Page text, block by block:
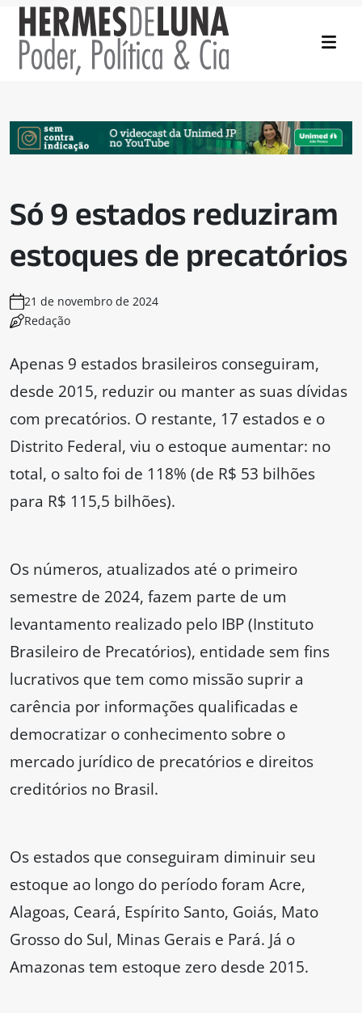
Só 9 estados reduziram
estoques de precatórios
21 de novembro de 2024
Redação
Apenas 9 estados brasileiros conseguiram,
desde 2015, reduzir ou manter as suas dívidas
com precatórios. O restante, 17 estados e o
Distrito Federal, viu o estoque aumentar: no
total, o salto foi de 118% (de R$ 53 bilhões
para R$ 115,5 bilhões).
Os números, atualizados até o primeiro
semestre de 2024, fazem parte de um
levantamento realizado pelo IBP (Instituto
Brasileiro de Precatórios), entidade sem fins
lucrativos que tem como missão suprir a
carência por informações qualificadas e
democratizar o conhecimento sobre o
mercado jurídico de precatórios e direitos
creditórios no Brasil.
Os estados que conseguiram diminuir seu
estoque ao longo do período foram Acre,
Alagoas, Ceará, Espírito Santo, Goiás, Mato
Grosso do Sul, Minas Gerais e Pará. Já o
Amazonas tem estoque zero desde 2015.